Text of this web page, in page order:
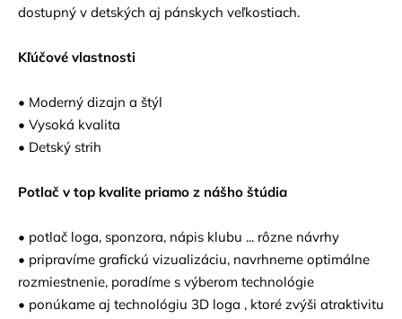
dostupný v detských aj pánskych veľkostiach.
Kľúčové vlastnosti
• Moderný dizajn a štýl
• Vysoká kvalita
• Detský strih
Potlač v top kvalite priamo z nášho štúdia
• potlač loga, sponzora, nápis klubu ... rôzne návrhy
• pripravíme grafickú vizualizáciu, navrhneme optimálne
rozmiestnenie, poradíme s výberom technológie
• ponúkame aj technológiu 3D loga , ktoré zvýši atraktivitu